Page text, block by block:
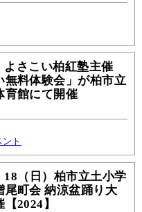
よさこい柏紅塾主催
無料体験会」が柏市立
育館にて開催
ト
18（日）柏市立土小学
尾町会 納涼盆踊り大
2024】